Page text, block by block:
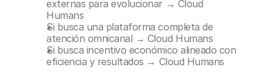
externas para evolucionar → Cloud
Humans
Si busca una plataforma completa de
atención omnicanal → Cloud Humans
Si busca incentivo económico alineado con
eficiencia y resultados → Cloud Humans